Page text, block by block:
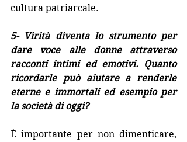
cultura patriarcale.
5- Virità diventa lo strumento per
dare voce alle donne attraverso
racconti intimi ed emotivi. Quanto
ricordarle può aiutare a renderle
eterne e immortali ed esempio per
la società di oggi?
È importante per non dimenticare,